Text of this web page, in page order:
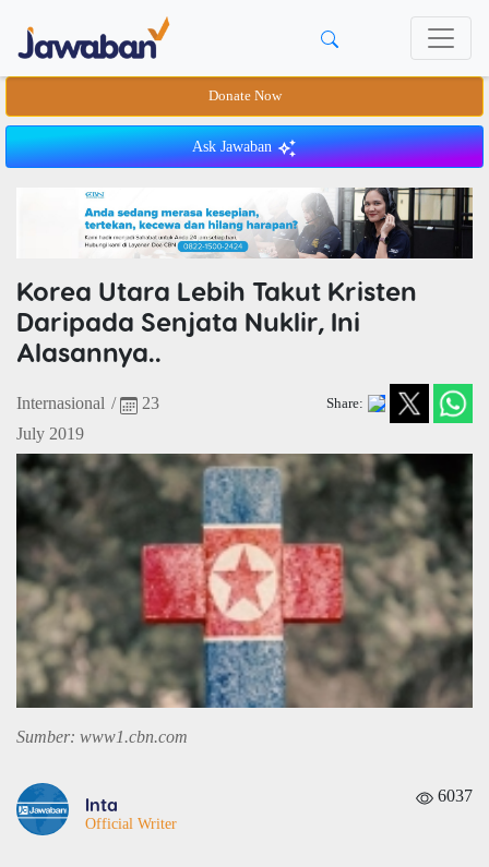
Donate Now
Ask Jawaban
Korea Utara Lebih Takut Kristen
Daripada Senjata Nuklir, Ini
Alasannya..
Internasional /
23
July 2019
Share:
Sumber: www1.cbn.com
Inta
Official Writer
6037